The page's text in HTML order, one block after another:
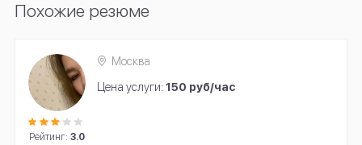
Похожие резюме
Рейтинг: 3.0
Москва
Цена услуги:150 руб/час